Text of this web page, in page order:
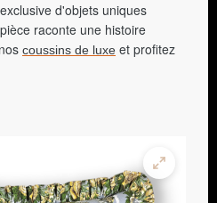
d'objets uniques
raconte une histoire
coussins de luxe et profitez